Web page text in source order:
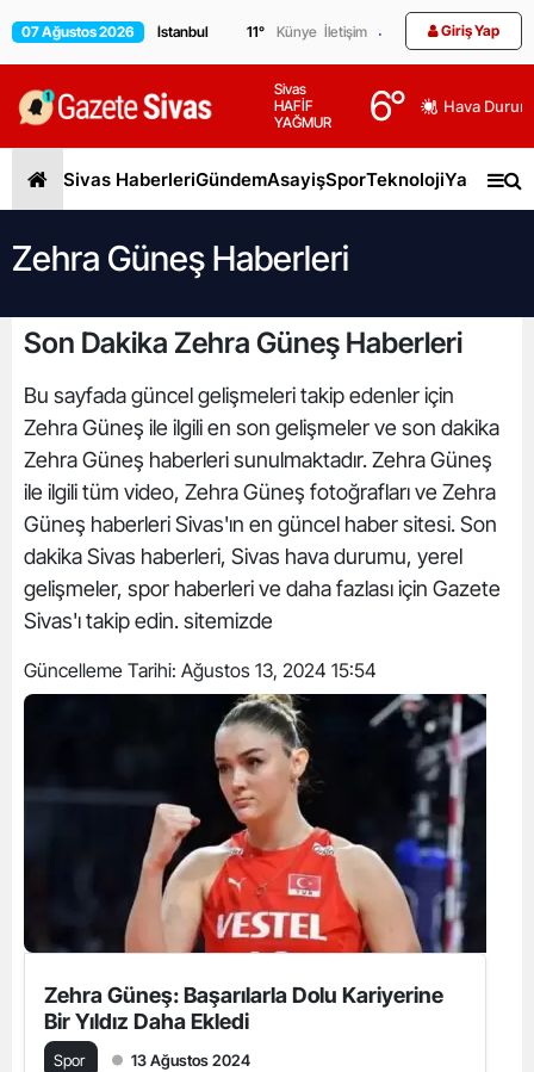
07 Ağustos 2026 11° Künye İletişim Giriş Yap
Sivas
HAFİF
YAĞMUR
6° Hava
Sivas HaberleriGündemAsayişSporTeknolojiYaşam
Zehra Güneş Haberleri
Son Dakika Zehra Güneş Haberleri
Bu sayfada güncel gelişmeleri takip edenler için
Zehra Güneş ile ilgili en son gelişmeler ve son dakika
Zehra Güneş haberleri sunulmaktadır. Zehra Güneş
ile ilgili tüm video, Zehra Güneş fotoğrafları ve Zehra
Güneş haberleri Sivas'ın en güncel haber sitesi. Son
dakika Sivas haberleri, Sivas hava durumu, yerel
gelişmeler, spor haberleri ve daha fazlası için Gazete
Sivas'ı takip edin. sitemizde
Güncelleme Tarihi: Ağustos 13, 2024 15:54
Zehra Güneş: Başarılarla Dolu Kariyerine
Bir Yıldız Daha Ekledi
Spor 13 Ağustos 2024